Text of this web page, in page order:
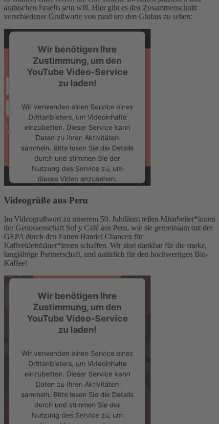
arabischen Israelis sein will. Hier gibt es den Zusammenschnitt
verschiedener Grußworte von rund um den Globus zu sehen:
Wir benötigen Ihre
Zustimmung, um den
YouTube Video-Service
zu laden!
Wir verwenden einen Service eines
Drittanbieters, um Videoinhalte
einzubetten. Dieser Service kann
Daten zu Ihren Aktivitäten
sammeln. Bitte lesen Sie die Details
durch und stimmen Sie der
Nutzung des Service zu, um
dieses Video anzusehen.
Mehr Informationen
Akzeptieren
powered byUsercentrics Consent
Management Platform
Videogrüße aus Peru
Im Videogrußwort zu unserem 50. Jubiläum teilen Mitarbeiter*innen
der Genossenschaft Sol y Café aus Peru, wie sie gemeinsam mit der
GEPA durch den Fairen Handel Chancen für
Kaffeekleinbäuer*innen schaffen. Wir sind dankbar für die starke,
langjährige Partnerschaft, und natürlich für den hochwertigen Bio-
Kaffee!
Wir benötigen Ihre
Zustimmung, um den
YouTube Video-Service
zu laden!
Wir verwenden einen Service eines
Drittanbieters, um Videoinhalte
einzubetten. Dieser Service kann
Daten zu Ihren Aktivitäten
sammeln. Bitte lesen Sie die Details
durch und stimmen Sie der
Nutzung des Service zu, um